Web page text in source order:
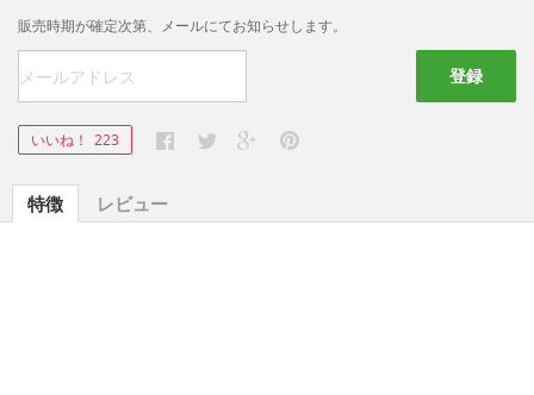
販売時期が確定次第、メールにてお知らせします。
登録
いいね！ 223
特徴 レビュー